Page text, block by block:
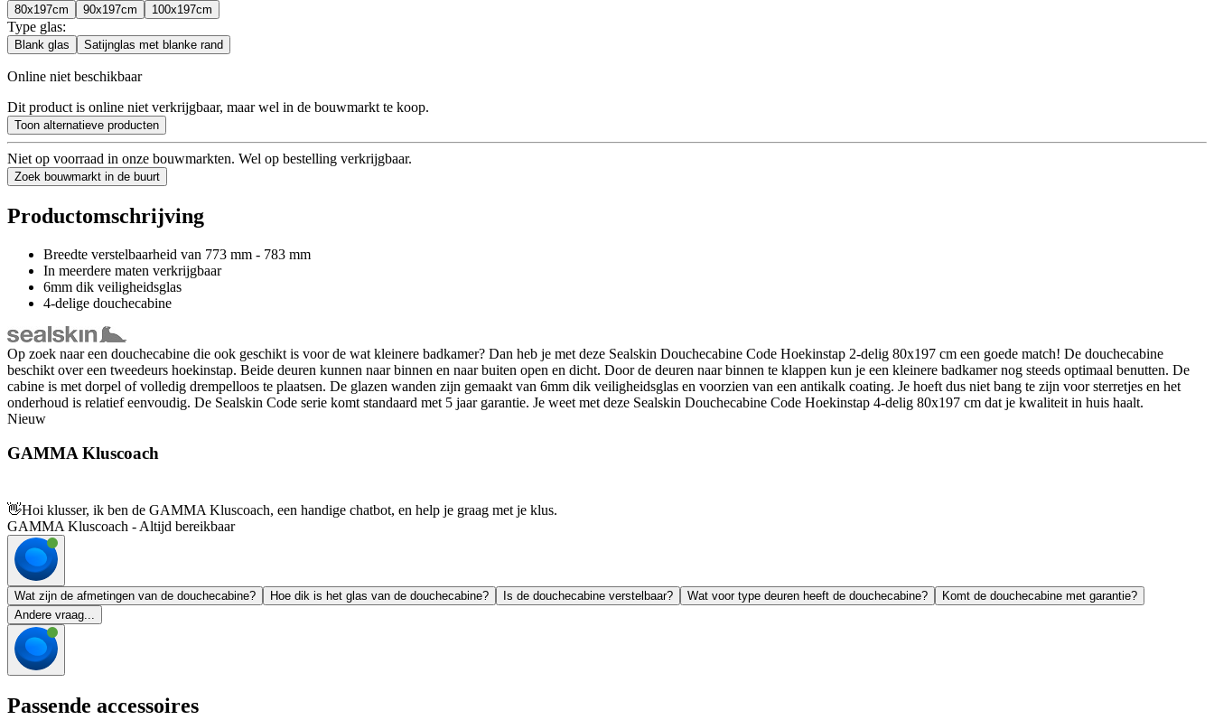
80x197cm 90x197cm 100x197cm
Type glas:
Blank glas Satijnglas met blanke rand
Online niet beschikbaar
Dit product is online niet verkrijgbaar, maar wel in de bouwmarkt te koop.
Toon alternatieve producten
Niet op voorraad in onze bouwmarkten. Wel op bestelling verkrijgbaar.
Zoek bouwmarkt in de buurt
Productomschrijving
Breedte verstelbaarheid van 773 mm - 783 mm
In meerdere maten verkrijgbaar
6mm dik veiligheidsglas
4-delige douchecabine
Op zoek naar een douchecabine die ook geschikt is voor de wat kleinere badkamer? Dan heb je met deze Sealskin Douchecabine Code Hoekinstap 2-delig 80x197 cm een goede match! De douchecabine
beschikt over een tweedeurs hoekinstap. Beide deuren kunnen naar binnen en naar buiten open en dicht. Door de deuren naar binnen te klappen kun je een kleinere badkamer nog steeds optimaal benutten. De
cabine is met dorpel of volledig drempelloos te plaatsen. De glazen wanden zijn gemaakt van 6mm dik veiligheidsglas en voorzien van een antikalk coating. Je hoeft dus niet bang te zijn voor sterretjes en het
onderhoud is relatief eenvoudig. De Sealskin Code serie komt standaard met 5 jaar garantie. Je weet met deze Sealskin Douchecabine Code Hoekinstap 4-delig 80x197 cm dat je kwaliteit in huis haalt.
Nieuw
GAMMA Kluscoach
👋Hoi klusser, ik ben de GAMMA Kluscoach, een handige chatbot, en help je graag met je klus.
GAMMA Kluscoach - Altijd bereikbaar
Wat zijn de afmetingen van de douchecabine? Hoe dik is het glas van de douchecabine? Is de douchecabine verstelbaar? Wat voor type deuren heeft de douchecabine?
Komt de douchecabine met garantie?
Andere vraag...
Passende accessoires